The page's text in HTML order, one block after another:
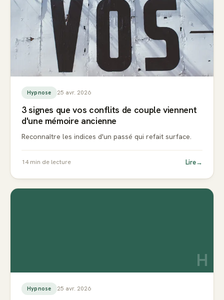
Hypnose 25 avr. 2026
3 signes que vos conflits de couple viennent
d'une mémoire ancienne
Reconnaître les indices d'un passé qui refait surface.
14min de lecture Lire→
H
Hypnose 25 avr. 2026